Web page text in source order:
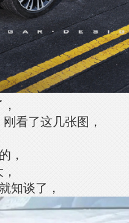
看了这几张图，
，
知谈了，